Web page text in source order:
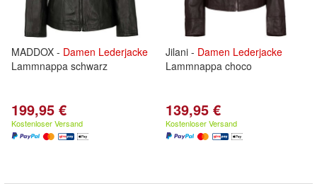
MADDOX - Damen Lederjacke
Lammnappa schwarz
199,95 €
Kostenloser Versand
Jilani - Damen Lederjacke
Lammnappa choco
139,95 €
Kostenloser Versand